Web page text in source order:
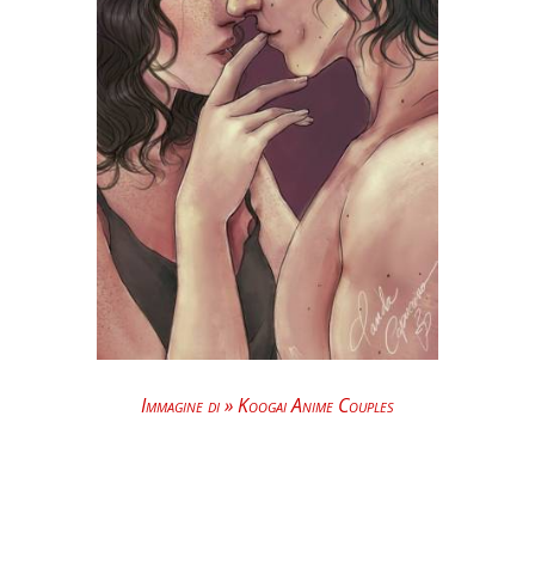
Immagine di » Koogai Anime Couples